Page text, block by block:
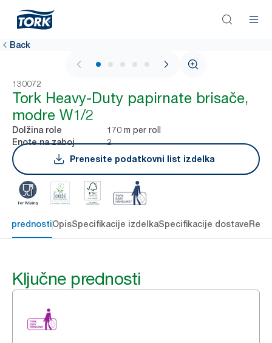
Back
1 / 5
130072
Tork Heavy-Duty papirnate brisače,
modre W1/2
Dolžina role 170 m per roll
Enote na zaboj
2
Prenesite podatkovni list izdelka
prednostiOpisSpecifikacije izdelkaSpecifikacije dostave
Ključne prednosti